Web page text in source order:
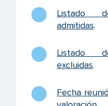
Listado
admitidas.
Listado
excluidas.
Fecha